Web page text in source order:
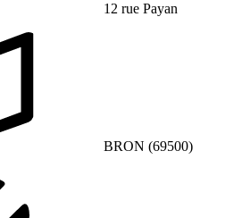
12 rue Payan
BRON (69500)